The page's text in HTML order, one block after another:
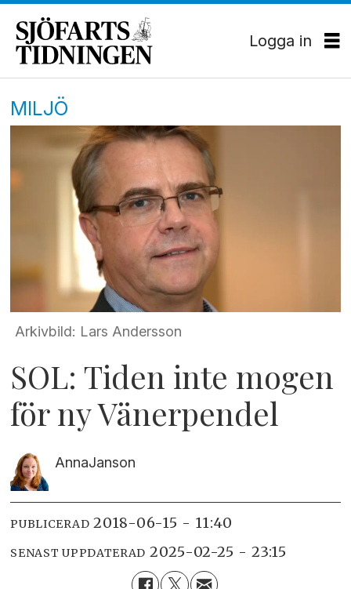
Logga in
MILJÖ
Arkivbild: Lars Andersson
SOL: Tiden inte mogen
för ny Vänerpendel
AnnaJanson
PUBLICERAD 2018-06-15 - 11:40
SENAST UPPDATERAD 2025-02-25 - 23:15